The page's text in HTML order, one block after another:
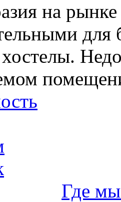
на
Где